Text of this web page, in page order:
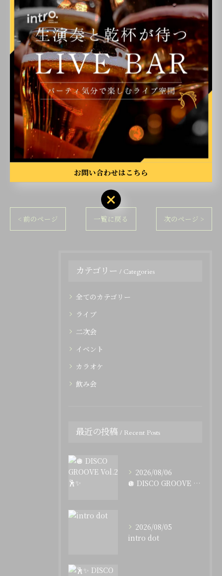
MOVIE
Shooting by
@yuina_films
Edit by
@kazi_u1881
#博多バー #博多ライブハウス #博多ディスコ #博多ダイ
ニングバー #福岡オールディーズ
< 前のページ 一覧に戻る 次のページ >
カテゴリー Categories
全てのカテゴリー
ライブ
二次会
イベント
カラオケ
飲み会
最近の投稿 Recent Posts
2026/08/06
🪩 DISCO GROOVE Vol.2 🕺✨
2026/08/05
intro dot
お問い合わせはこちら